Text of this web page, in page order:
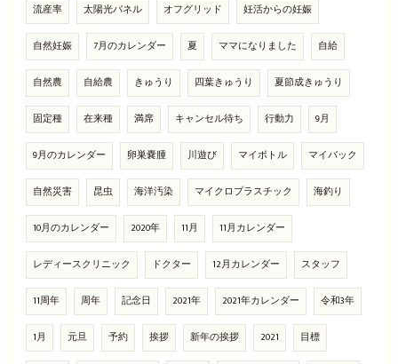
流産率 太陽光パネル オフグリッド 妊活からの妊娠
自然妊娠 7月のカレンダー 夏 ママになりました 自給
自然農 自給農 きゅうり 四葉きゅうり 夏節成きゅうり
固定種 在来種 満席 キャンセル待ち 行動力 9月
9月のカレンダー 卵巣嚢腫 川遊び マイボトル マイバック
自然災害 昆虫 海洋汚染 マイクロプラスチック 海釣り
10月のカレンダー 2020年 11月 11月カレンダー
レディースクリニック ドクター 12月カレンダー スタッフ
11周年 周年 記念日 2021年 2021年カレンダー 令和3年
1月 元旦 予約 挨拶 新年の挨拶 2021 目標